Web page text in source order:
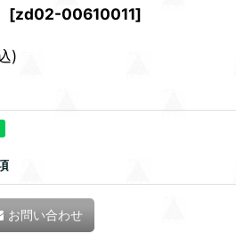
[zd02-00610011]
)
お問い合わせ